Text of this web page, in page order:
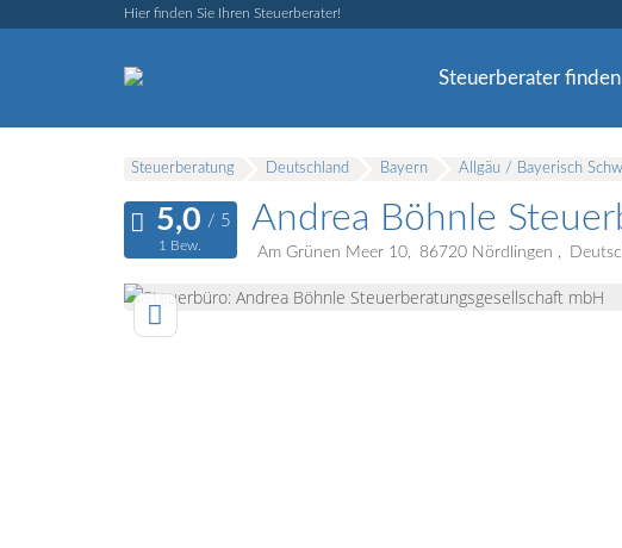
Hier finden Sie Ihren Steuerberater!
Steuerberater finden
Steuerberatung Deutschland Bayern Allgäu / Bayerisch
Andrea Böhnle
Am Grünen Meer 10 86720 Nördlingen
1 Bew.